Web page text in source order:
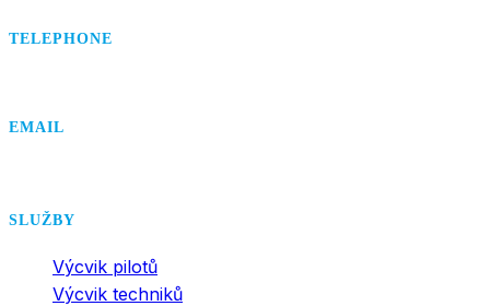
TELEPHONE
EMAIL
SLUŽBY
Výcvik pilotů
Výcvik techniků